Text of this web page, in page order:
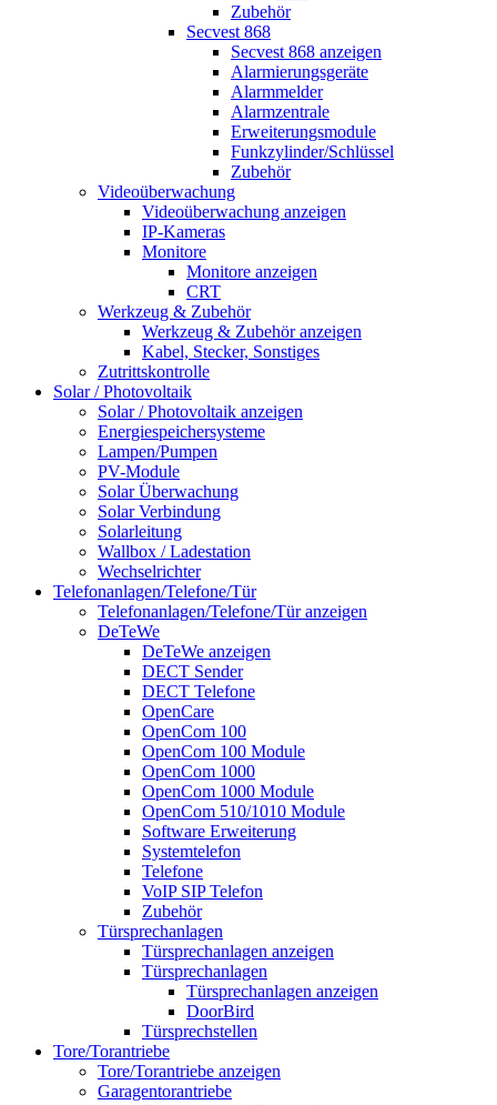
Zubehör
Secvest 868
Secvest 868 anzeigen
Alarmierungsgeräte
Alarmmelder
Alarmzentrale
Erweiterungsmodule
Funkzylinder/Schlüssel
Zubehör
Videoüberwachung
Videoüberwachung anzeigen
IP-Kameras
Monitore
Monitore anzeigen
CRT
Werkzeug & Zubehör
Werkzeug & Zubehör anzeigen
Kabel, Stecker, Sonstiges
Zutrittskontrolle
Solar / Photovoltaik
Solar / Photovoltaik anzeigen
Energiespeichersysteme
Lampen/Pumpen
PV-Module
Solar Überwachung
Solar Verbindung
Solarleitung
Wallbox / Ladestation
Wechselrichter
Telefonanlagen/Telefone/Tür
Telefonanlagen/Telefone/Tür anzeigen
DeTeWe
DeTeWe anzeigen
DECT Sender
DECT Telefone
OpenCare
OpenCom 100
OpenCom 100 Module
OpenCom 1000
OpenCom 1000 Module
OpenCom 510/1010 Module
Software Erweiterung
Systemtelefon
Telefone
VoIP SIP Telefon
Zubehör
Türsprechanlagen
Türsprechanlagen anzeigen
Türsprechanlagen
Türsprechanlagen anzeigen
DoorBird
Türsprechstellen
Tore/Torantriebe
Tore/Torantriebe anzeigen
Garagentorantriebe